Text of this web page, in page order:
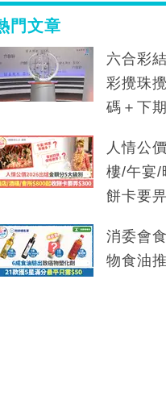
門文章
六合彩
彩攪珠
碼＋下
人情公
樓/午宴/
餅卡要
消委會
物食油